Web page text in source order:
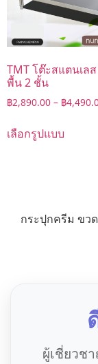
TMT โต๊ะสแตนเล
พื้น 2 ชั้น
฿2,890.00 – ฿
เลือกรูปแบบ
กระปุกครีม ขว
ผู้เชี่ยวช